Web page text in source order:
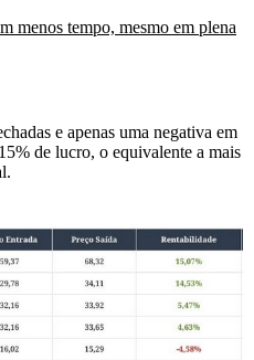
menos tempo, mesmo em plena
e apenas uma negativa em
de lucro, o equivalente a mais